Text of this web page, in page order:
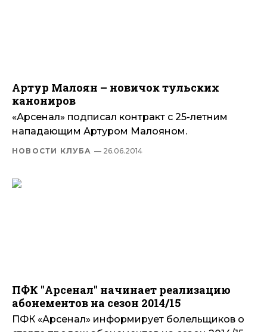
Артур Малоян – новичок тульских
канониров
«Арсенал» подписал контракт с 25-летним
нападающим Артуром Малояном.
НОВОСТИ КЛУБА — 26.06.2014
ПФК "Арсенал" начинает реализацию
абонементов на сезон 2014/15
ПФК «Арсенал» информирует болельщиков о